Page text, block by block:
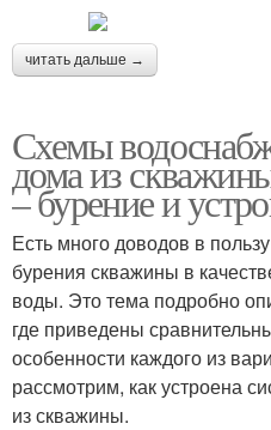
читать дальше →
Схемы
дома из
– бурение и
Есть много доводов в
бурения скважины в
воды. Это тема подробно
где приведены
особенности каждого из
рассмотрим, как устроена
из скважины.